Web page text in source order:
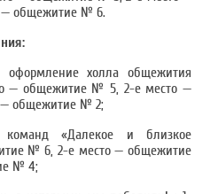
общежитие № 6.
оформление холла общежития
— общежитие № 5, 2-е место —
общежитие № 2;
команд «Далекое и близкое
№ 6, 2-е место — общежитие
№ 4;